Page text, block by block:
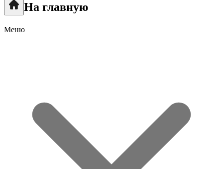
На главную
Меню